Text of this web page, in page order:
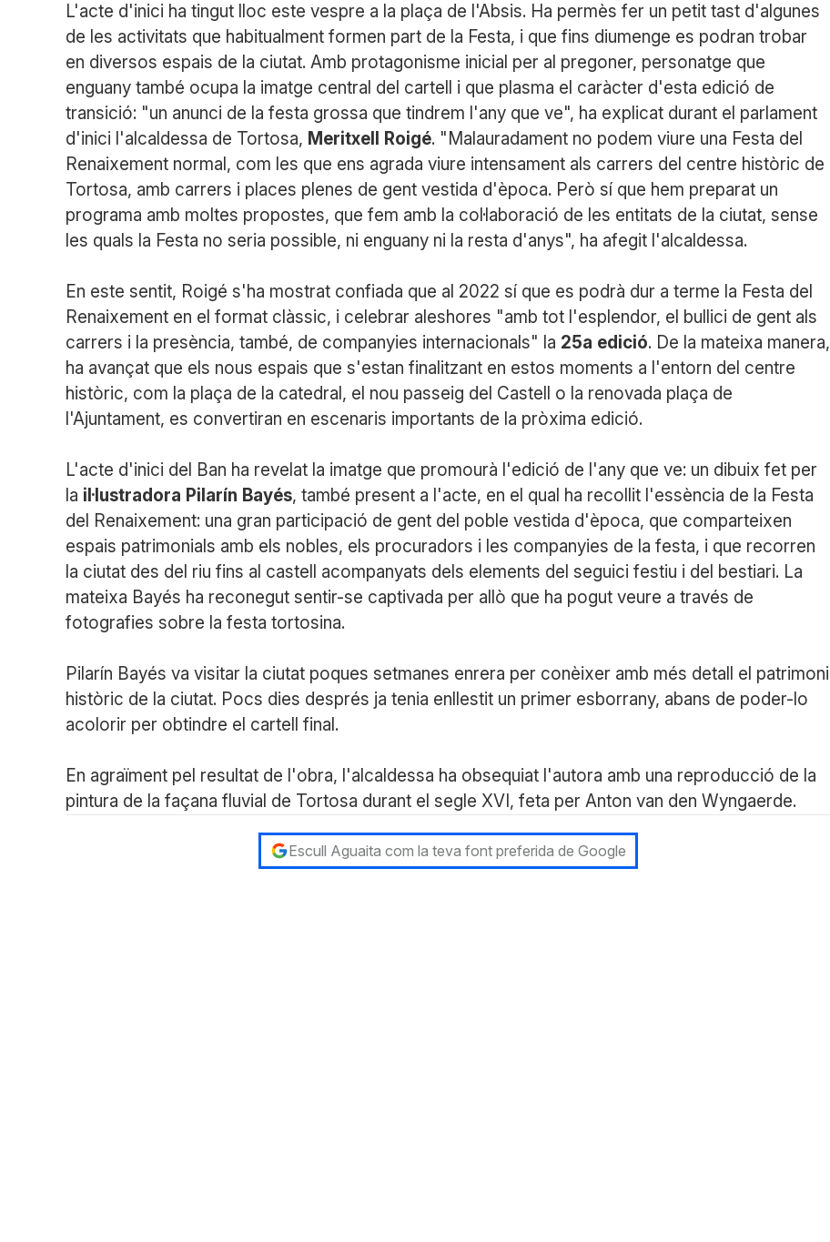
L'acte d'inici ha tingut lloc este vespre a la plaça de l'Absis. Ha permès fer un petit tast d'algunes
de les activitats que habitualment formen part de la Festa, i que fins diumenge es podran trobar
en diversos espais de la ciutat. Amb protagonisme inicial per al pregoner, personatge que
enguany també ocupa la imatge central del cartell i que plasma el caràcter d'esta edició de
transició: "un anunci de la festa grossa que tindrem l'any que ve", ha explicat durant el parlament
d'inici l'alcaldessa de Tortosa, Meritxell Roigé. "Malauradament no podem viure una Festa del
Renaixement normal, com les que ens agrada viure intensament als carrers del centre històric de
Tortosa, amb carrers i places plenes de gent vestida d'època. Però sí que hem preparat un
programa amb moltes propostes, que fem amb la col·laboració de les entitats de la ciutat, sense
les quals la Festa no seria possible, ni enguany ni la resta d'anys", ha afegit l'alcaldessa.
En este sentit, Roigé s'ha mostrat confiada que al 2022 sí que es podrà dur a terme la Festa del
Renaixement en el format clàssic, i celebrar aleshores "amb tot l'esplendor, el bullici de gent als
carrers i la presència, també, de companyies internacionals" la 25a edició. De la mateixa manera,
ha avançat que els nous espais que s'estan finalitzant en estos moments a l'entorn del centre
històric, com la plaça de la catedral, el nou passeig del Castell o la renovada plaça de
l'Ajuntament, es convertiran en escenaris importants de la pròxima edició.
L'acte d'inici del Ban ha revelat la imatge que promourà l'edició de l'any que ve: un dibuix fet per
la il·lustradora Pilarín Bayés, també present a l'acte, en el qual ha recollit l'essència de la Festa
del Renaixement: una gran participació de gent del poble vestida d'època, que comparteixen
espais patrimonials amb els nobles, els procuradors i les companyies de la festa, i que recorren
la ciutat des del riu fins al castell acompanyats dels elements del seguici festiu i del bestiari. La
mateixa Bayés ha reconegut sentir-se captivada per allò que ha pogut veure a través de
fotografies sobre la festa tortosina.
Pilarín Bayés va visitar la ciutat poques setmanes enrera per conèixer amb més detall el patrimoni
històric de la ciutat. Pocs dies després ja tenia enllestit un primer esborrany, abans de poder-lo
acolorir per obtindre el cartell final.
En agraïment pel resultat de l'obra, l'alcaldessa ha obsequiat l'autora amb una reproducció de la
pintura de la façana fluvial de Tortosa durant el segle XVI, feta per Anton van den Wyngaerde.
Escull Aguaita com la teva font preferida de Google